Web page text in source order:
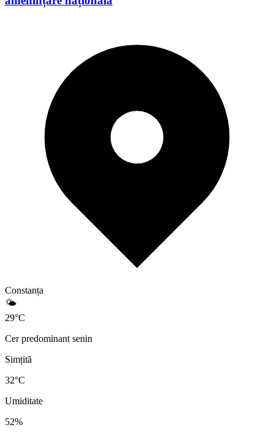
Constanța
🌤️
29°C
Cer predominant senin
Simțită
32°C
Umiditate
52%